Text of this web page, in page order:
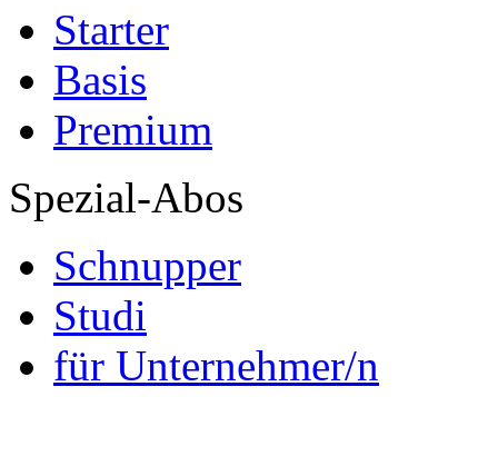
Starter
Basis
Premium
Spezial-Abos
Schnupper
Studi
für Unternehmer/n